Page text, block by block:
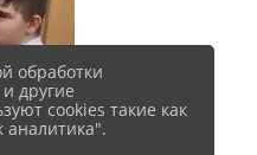
обработки
другие
cookies такие как
аналитика".